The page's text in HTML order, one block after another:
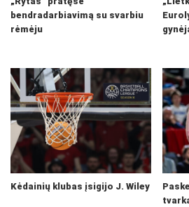
bendradarbiavimą su svarbiu
rėmėju
Kėdainių klubas įsigijo J. Wiley